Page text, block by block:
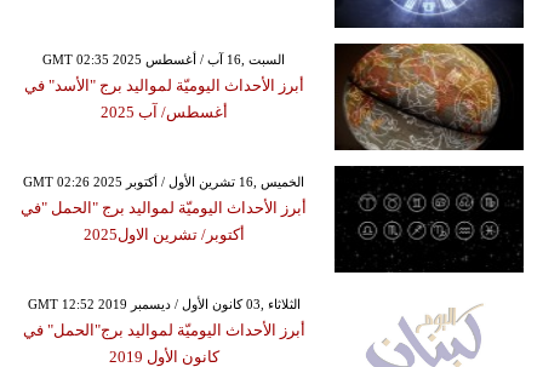
GMT 02:35 2025 السبت ,16 آب / أغسطس
أبرز الأحداث اليوميّة لمواليد برج "الأسد" في
أغسطس/ آب 2025
GMT 02:26 2025 الخميس ,16 تشرين الأول / أكتوبر
أبرز الأحداث اليوميّة لمواليد برج "الحمل "في
أكتوبر/ تشرين الاول2025
GMT 12:52 2019 الثلاثاء ,03 كانون الأول / ديسمبر
أبرز الأحداث اليوميّة لمواليد برج"الحمل" في
كانون الأول 2019